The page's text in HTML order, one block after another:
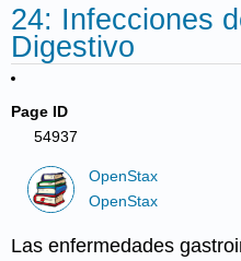
24: Infecciones
Digestivo
Page ID
54937
OpenStax
OpenStax
Las enfermedades